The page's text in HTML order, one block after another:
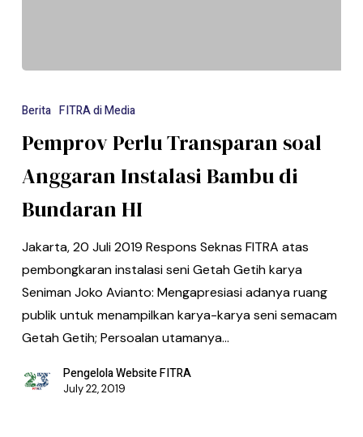
Berita FITRA di Media
Pemprov Perlu Transparan soal
Anggaran Instalasi Bambu di
Bundaran HI
Jakarta, 20 Juli 2019 Respons Seknas FITRA atas
pembongkaran instalasi seni Getah Getih karya
Seniman Joko Avianto: Mengapresiasi adanya ruang
publik untuk menampilkan karya-karya seni semacam
Getah Getih; Persoalan utamanya…
Pengelola Website FITRA
July 22, 2019